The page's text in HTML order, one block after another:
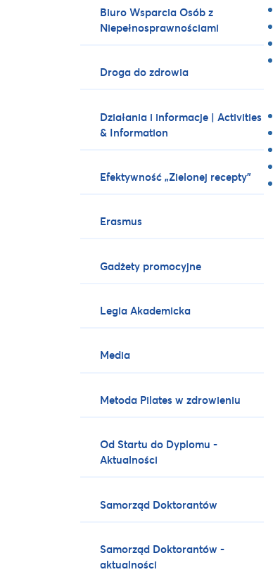
Biuro Wsparcia Osób z
Niepełnosprawnościami
Droga do zdrowia
Działania i informacje | Activities
& Information
Efektywność „Zielonej recepty”
Erasmus
Gadżety promocyjne
Legia Akademicka
Media
Metoda Pilates w zdrowieniu
Od Startu do Dyplomu -
Aktualności
Samorząd Doktorantów
Samorząd Doktorantów -
aktualności